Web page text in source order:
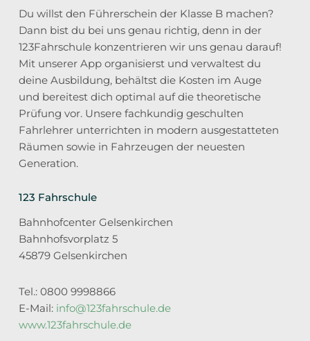
Du willst den Führerschein der Klasse B machen?
Dann bist du bei uns genau richtig, denn in der
123Fahrschule konzentrieren wir uns genau darauf!
Mit unserer App organisierst und verwaltest du
deine Ausbildung, behältst die Kosten im Auge
und bereitest dich optimal auf die theoretische
Prüfung vor. Unsere fachkundig geschulten
Fahrlehrer unterrichten in modern ausgestatteten
Räumen sowie in Fahrzeugen der neuesten
Generation.
123 Fahrschule
Bahnhofcenter Gelsenkirchen
Bahnhofsvorplatz 5
45879 Gelsenkirchen
Tel.: 0800 9998866
E-Mail: info@123fahrschule.de
www.123fahrschule.de